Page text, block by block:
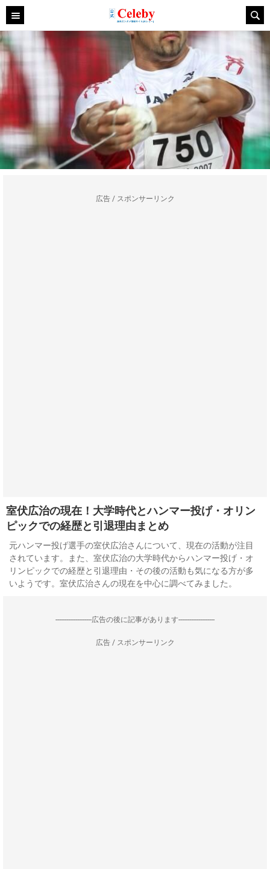
広告 / スポンサーリンク
室伏広治の現在！大学時代とハンマー投げ・オリン
ピックでの経歴と引退理由まとめ
元ハンマー投げ選手の室伏広治さんについて、現在の活動が注目
されています。また、室伏広治の大学時代からハンマー投げ・オ
リンピックでの経歴と引退理由・その後の活動も気になる方が多
いようです。室伏広治さんの現在を中心に調べてみました。
--------------------広告の後に記事があります--------------------
広告 / スポンサーリンク